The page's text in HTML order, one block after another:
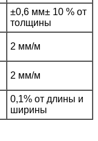
±0,6 мм± 10 % от
толщины
2 мм/м
2 мм/м
0,1% от длины и
ширины